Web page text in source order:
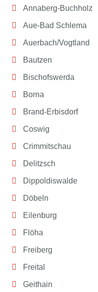
Annaberg-Buchholz
Aue-Bad Schlema
Auerbach/Vogtland
Bautzen
Bischofswerda
Borna
Brand-Erbisdorf
Coswig
Crimmitschau
Delitzsch
Dippoldiswalde
Döbeln
Eilenburg
Flöha
Freiberg
Freital
Geithain